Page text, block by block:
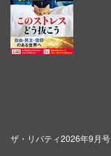
ザ・リバティ2026年9月号